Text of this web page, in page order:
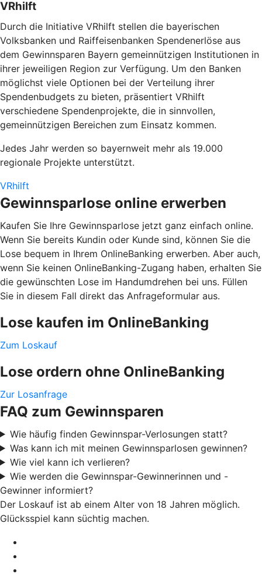
VRhilft
Durch die Initiative VRhilft stellen die bayerischen
Volksbanken und Raiffeisenbanken Spendenerlöse aus
dem Gewinnsparen Bayern gemeinnützigen Institutionen in
ihrer jeweiligen Region zur Verfügung. Um den Banken
möglichst viele Optionen bei der Verteilung ihrer
Spendenbudgets zu bieten, präsentiert VRhilft
verschiedene Spendenprojekte, die in sinnvollen,
gemeinnützigen Bereichen zum Einsatz kommen.
Jedes Jahr werden so bayernweit mehr als 19.000
regionale Projekte unterstützt.
VRhilft
Gewinnsparlose online erwerben
Kaufen Sie Ihre Gewinnsparlose jetzt ganz einfach online.
Wenn Sie bereits Kundin oder Kunde sind, können Sie die
Lose bequem in Ihrem OnlineBanking erwerben. Aber auch,
wenn Sie keinen OnlineBanking-Zugang haben, erhalten Sie
die gewünschten Lose im Handumdrehen bei uns. Füllen
Sie in diesem Fall direkt das Anfrageformular aus.
Lose kaufen im OnlineBanking
Zum Loskauf
Lose ordern ohne OnlineBanking
Zur Losanfrage
FAQ zum Gewinnsparen
Wie häufig finden Gewinnspar-Verlosungen statt?
Was kann ich mit meinen Gewinnsparlosen gewinnen?
Wie viel kann ich verlieren?
Wie werden die Gewinnspar-Gewinnerinnen und -
Gewinner informiert?
Der Loskauf ist ab einem Alter von 18 Jahren möglich.
Glücksspiel kann süchtig machen.